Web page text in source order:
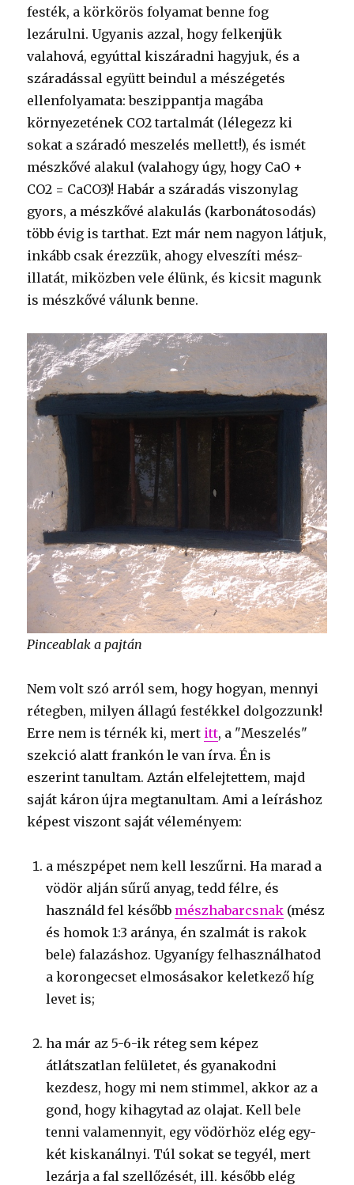
festék, a körkörös folyamat benne fog
lezárulni. Ugyanis azzal, hogy felkenjük
valahová, egyúttal kiszáradni hagyjuk, és a
száradással együtt beindul a mészégetés
ellenfolyamata: beszippantja magába
környezetének CO2 tartalmát (lélegezz ki
sokat a száradó meszelés mellett!), és ismét
mészkővé alakul (valahogy úgy, hogy CaO +
CO2 = CaCO3)! Habár a száradás viszonylag
gyors, a mészkővé alakulás (karbonátosodás)
több évig is tarthat. Ezt már nem nagyon látjuk,
inkább csak érezzük, ahogy elveszíti mész-
illatát, miközben vele élünk, és kicsit magunk
is mészkővé válunk benne.
Pinceablak a pajtán
Nem volt szó arról sem, hogy hogyan, mennyi
rétegben, milyen állagú festékkel dolgozzunk!
Erre nem is térnék ki, mert itt, a "Meszelés"
szekció alatt frankón le van írva. Én is
eszerint tanultam. Aztán elfelejtettem, majd
saját káron újra megtanultam. Ami a leíráshoz
képest viszont saját véleményem:
a mészpépet nem kell leszűrni. Ha marad a
vödör alján sűrű anyag, tedd félre, és
használd fel később mészhabarcsnak (mész
és homok 1:3 aránya, én szalmát is rakok
bele) falazáshoz. Ugyanígy felhasználhatod
a korongecset elmosásakor keletkező híg
levet is;
ha már az 5-6-ik réteg sem képez
átlátszatlan felületet, és gyanakodni
kezdesz, hogy mi nem stimmel, akkor az a
gond, hogy kihagytad az olajat. Kell bele
tenni valamennyit, egy vödörhöz elég egy-
két kiskanálnyi. Túl sokat se tegyél, mert
lezárja a fal szellőzését, ill. később elég